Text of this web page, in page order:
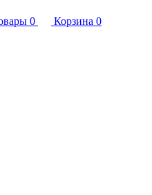
0 Корзина 0